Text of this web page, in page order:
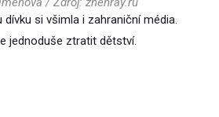
si všimla i zahraniční média.
jednoduše ztratit dětství.